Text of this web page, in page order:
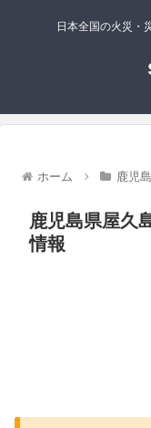
日本全国の火災・
ホーム 鹿児
鹿児島県屋久
情報